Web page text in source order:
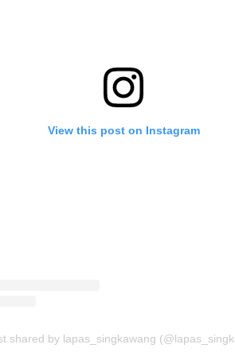
View this post on Instagram
shared by lapas_singkawang